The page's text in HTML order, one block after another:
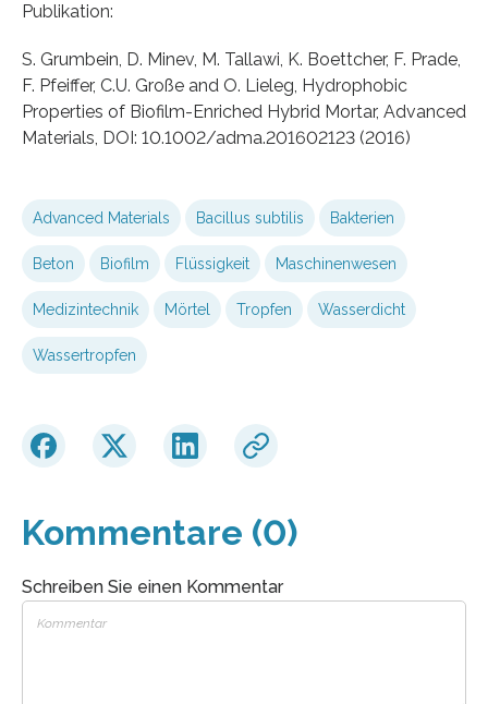
Publikation:
S. Grumbein, D. Minev, M. Tallawi, K. Boettcher, F. Prade,
F. Pfeiffer, C.U. Große and O. Lieleg, Hydrophobic
Properties of Biofilm-Enriched Hybrid Mortar, Advanced
Materials, DOI: 10.1002/adma.201602123 (2016)
Advanced Materials Bacillus subtilis Bakterien
Beton Biofilm Flüssigkeit Maschinenwesen
Medizintechnik Mörtel Tropfen Wasserdicht
Wassertropfen
Kommentare (0)
Schreiben Sie einen Kommentar